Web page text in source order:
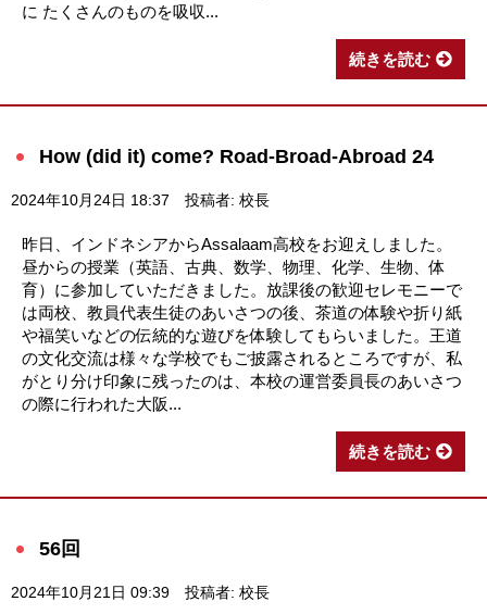
に たくさんのものを吸収...
続きを読む
How (did it) come? Road-Broad-Abroad 24
2024年10月24日 18:37 投稿者: 校長
昨日、インドネシアからAssalaam高校をお迎えしました。
昼からの授業（英語、古典、数学、物理、化学、生物、体
育）に参加していただきました。放課後の歓迎セレモニーで
は両校、教員代表生徒のあいさつの後、茶道の体験や折り紙
や福笑いなどの伝統的な遊びを体験してもらいました。王道
の文化交流は様々な学校でもご披露されるところですが、私
がとり分け印象に残ったのは、本校の運営委員長のあいさつ
の際に行われた大阪...
続きを読む
56回
2024年10月21日 09:39 投稿者: 校長